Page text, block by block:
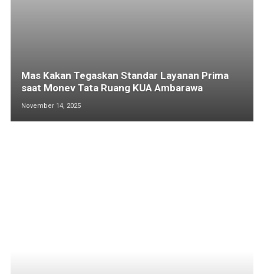
Mas Kakan Tegaskan Standar Layanan Prima
saat Monev Tata Ruang KUA Ambarawa
November 14, 2025